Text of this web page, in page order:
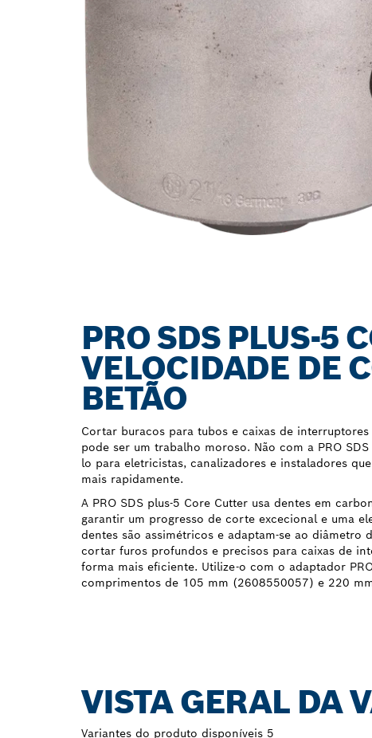
PRO SDS PLUS-5
VELOCIDADE DE
BETÃO
Cortar buracos para tubos e caixas de
pode ser um trabalho moroso. Não com a PRO
lo para eletricistas, canalizadores e instaladores
mais rapidamente.
A PRO SDS plus-5 Core Cutter usa dentes em
garantir um progresso de corte excecional e uma
dentes são assimétricos e adaptam-se ao diâmetro
cortar furos profundos e precisos para caixas de
forma mais eficiente. Utilize-o com o adaptador
comprimentos de 105 mm (2608550057) e 220
VISTA GERAL DA
Variantes do produto disponíveis 5